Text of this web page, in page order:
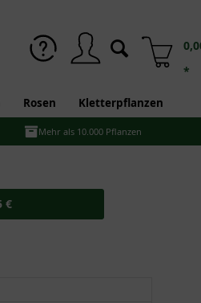
*
Rosen Kletterpflanzen
Mehr als 10.000 Pflanzen
€